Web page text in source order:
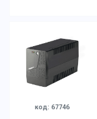
код: 67746